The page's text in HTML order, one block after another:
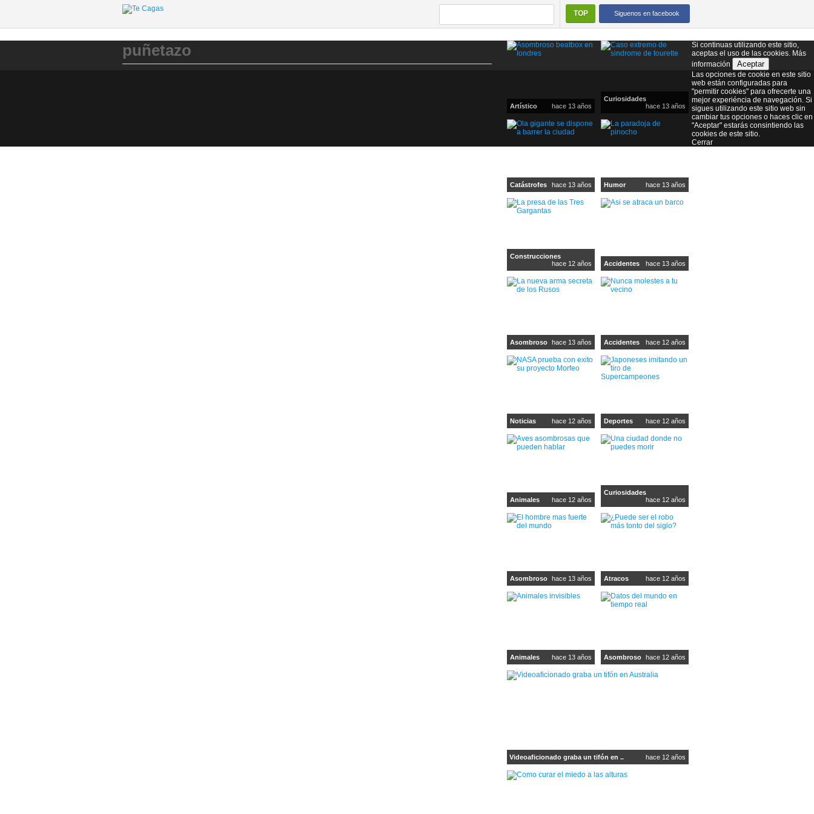
Siguenos en facebook
TOP
puñetazo
Artístico hace 13 años
Curiosidades
hace 13 años
Catástrofes hace 13 años Humor hace 13 años
Construcciones
hace 12 años
Accidentes hace 13 años
Asombroso hace 13 años Accidentes hace 12 años
Noticias hace 12 años Deportes hace 12 años
Animales hace 12 años
Curiosidades
hace 12 años
Asombroso hace 13 años Atracos hace 12 años
Animales hace 13 años Asombroso hace 12 años
Videoaficionado graba un tifón en .. hace 12 años
Si continuas utilizando este sitio,
aceptas el uso de las cookies. Más
información
Aceptar
Las opciones de cookie en este sitio
web están configuradas para
"permitir cookies" para ofrecerte una
mejor experiéncia de navegación. Si
sigues utilizando este sitio web sin
cambiar tus opciones o haces clic en
"Aceptar" estarás consintiendo las
cookies de este sitio.
Cerrar